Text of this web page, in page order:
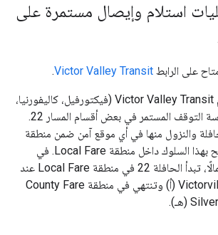
استلام وإيصال مستمرة على
Victor Valley Transit
.
Victor Valley Transit (فيكتورفيل، كاليفورنيا،
الولايات المتحدة) سياسة التوقف المستمر في بعض أقسام المسار 22.
والنزول منها في أي موقع آمن ضمن منطقة
بهذا السلوك داخل منطقة Local Fare. في
الحافلة 22 في منطقة
Local Fare عند
(أ) وتنتهي في منطقة County Fare
(هـ).